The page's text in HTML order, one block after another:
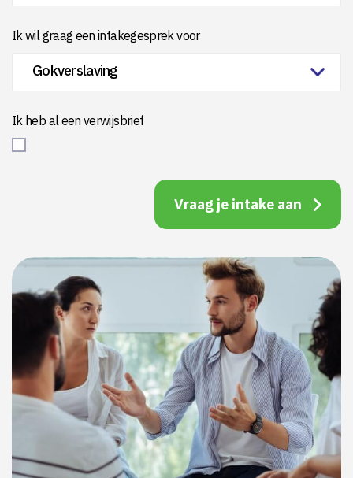
Ik wil graag een intakegesprek voor
Ik heb al een verwijsbrief